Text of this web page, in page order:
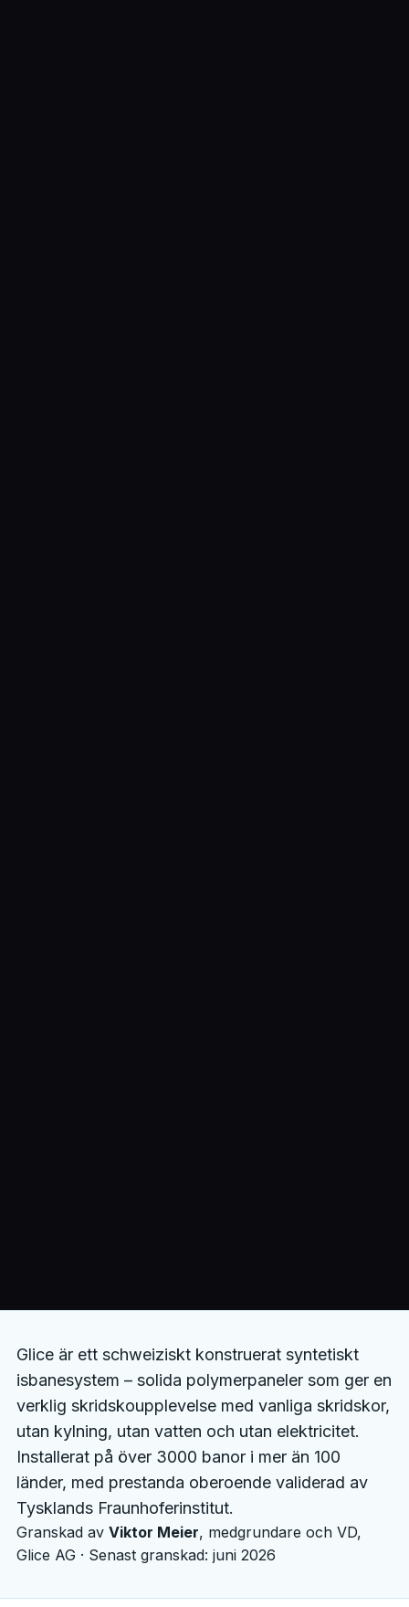
Glice är ett schweiziskt konstruerat syntetiskt
isbanesystem – solida polymerpaneler som ger en
verklig skridskoupplevelse med vanliga skridskor,
utan kylning, utan vatten och utan elektricitet.
Installerat på över 3000 banor i mer än 100
länder, med prestanda oberoende validerad av
Tysklands Fraunhoferinstitut.
Granskad av Viktor Meier, medgrundare och VD,
Glice AG · Senast granskad: juni 2026